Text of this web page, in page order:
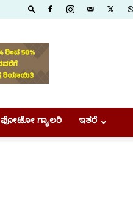
ಫೋಟೋ ಗ್ಯಾಲರಿ ಇತರೆ